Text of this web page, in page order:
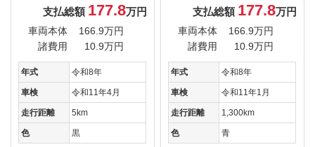
支払総額 177.8万円
車両本体
166.9万円
諸費用
10.9万円
年式 令和8年
車検 令和11年4月
走行距離 5km
色 黒
支払総額 177.8万円
車両本体
166.9万円
諸費用
10.9万円
年式 令和8年
車検 令和11年1月
走行距離 1,300km
色 青